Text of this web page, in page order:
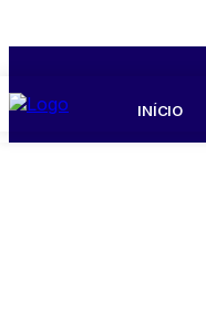
INÍCIO